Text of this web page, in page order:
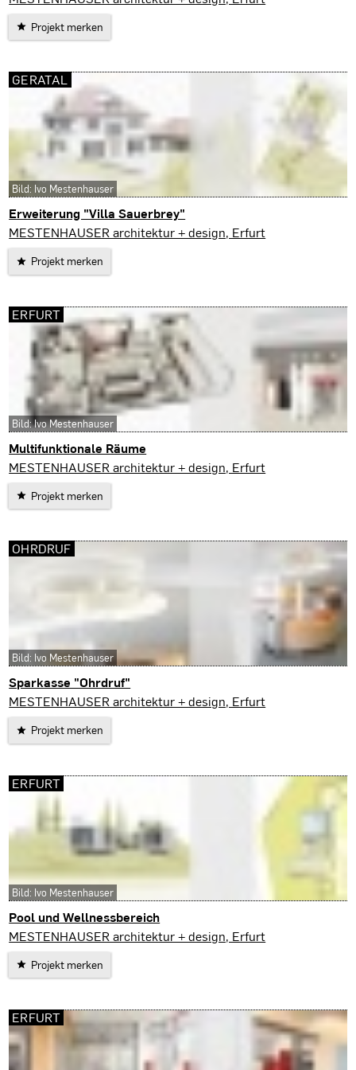
Projekt merken
Erweiterung "Villa Sauerbrey"
Geratal
MESTENHAUSER architektur + design, Erfurt
Projekt merken
GERATAL
Bild: Ivo Mestenhauser
Multifunktionale Räume
Erfurt
MESTENHAUSER architektur + design, Erfurt
Projekt merken
ERFURT
Bild: Ivo Mestenhauser
Sparkasse "Ohrdruf"
Ohrdruf
MESTENHAUSER architektur + design, Erfurt
Projekt merken
OHRDRUF
Bild: Ivo Mestenhauser
Pool und Wellnessbereich
Erfurt
MESTENHAUSER architektur + design, Erfurt
Projekt merken
ERFURT
Bild: Ivo Mestenhauser
ERFURT